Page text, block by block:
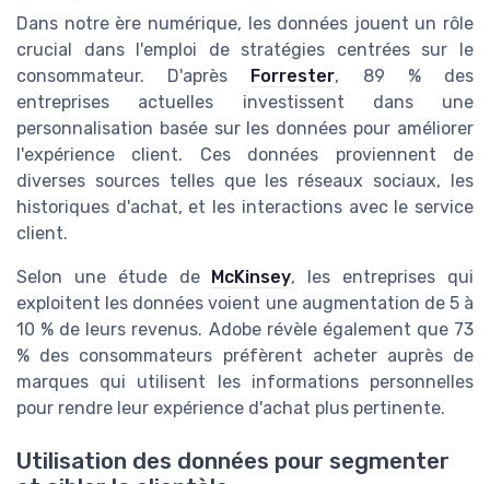
Dans notre ère numérique, les données jouent un rôle
crucial dans l'emploi de stratégies centrées sur le
consommateur. D'après Forrester, 89 % des
entreprises actuelles investissent dans une
personnalisation basée sur les données pour améliorer
l'expérience client. Ces données proviennent de
diverses sources telles que les réseaux sociaux, les
historiques d'achat, et les interactions avec le service
client.
Selon une étude de McKinsey, les entreprises qui
exploitent les données voient une augmentation de 5 à
10 % de leurs revenus. Adobe révèle également que 73
% des consommateurs préfèrent acheter auprès de
marques qui utilisent les informations personnelles
pour rendre leur expérience d'achat plus pertinente.
Utilisation des données pour segmenter